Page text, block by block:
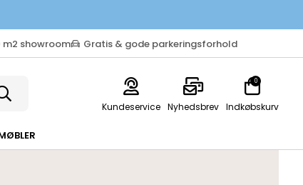
m2 showroom Gratis & gode parkeringsforhold
Kundeservice Nyhedsbrev Indkøbskurv
0